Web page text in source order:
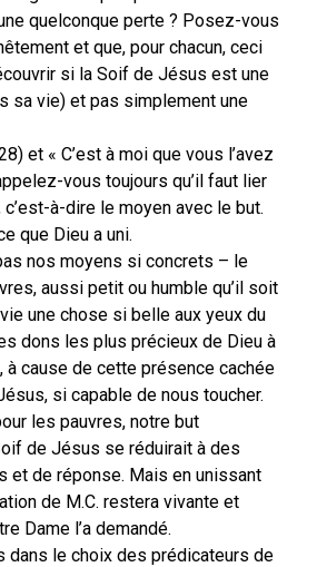
quelconque perte ? Posez-vous
et que, pour chacun, ceci
si la Soif de Jésus est une
sa vie) et pas simplement une
et « C’est à moi que vous l’avez
vous toujours qu’il faut lier
à-dire le moyen avec le but.
que Dieu a uni.
nos moyens si concrets – le
aussi petit ou humble qu’il soit
une chose si belle aux yeux du
dons les plus précieux de Dieu à
à cause de cette présence cachée
si capable de nous toucher.
les pauvres, notre but
de Jésus se réduirait à des
et de réponse. Mais en unissant
de M.C. restera vivante et
Dame l’a demandé.
dans le choix des prédicateurs de